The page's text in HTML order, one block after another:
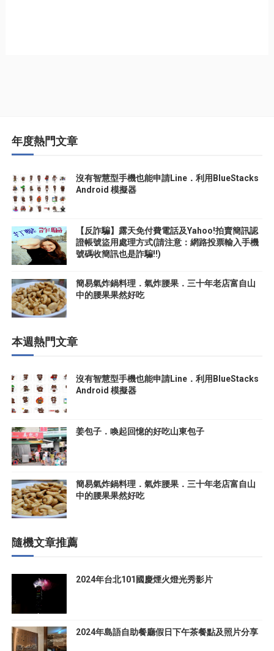
年度熱門文章
沒有智慧型手機也能申請Line．利用BlueStacks
Android 模擬器
【反詐騙】露天免付費電話及Yahoo!拍賣簡訊認
證帳號盜用處理方式(請注意：網路投票輸入手機
號碼收簡訊也是詐騙!!)
簡易氣炸鍋料理．氣炸腰果．三十年老店富自山
中的腰果果然好吃
本週熱門文章
沒有智慧型手機也能申請Line．利用BlueStacks
Android 模擬器
姜包子．喚起回憶的好吃山東包子
簡易氣炸鍋料理．氣炸腰果．三十年老店富自山
中的腰果果然好吃
隨機文章推薦
2024年台北101國慶煙火燈光秀影片
2024年島語自助餐廳假日下午茶餐點及照片分享